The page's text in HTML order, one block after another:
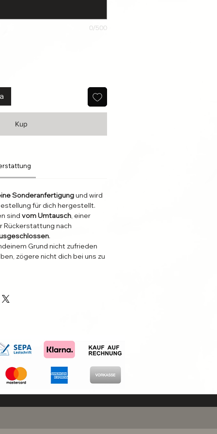
0/500
Kup
Sonderanfertigungund wird
für dich hergestellt.
sind vom Umtausch, einer
Rückerstattung nach
.
Grund nicht zufrieden
zögere nicht dich bei uns zu